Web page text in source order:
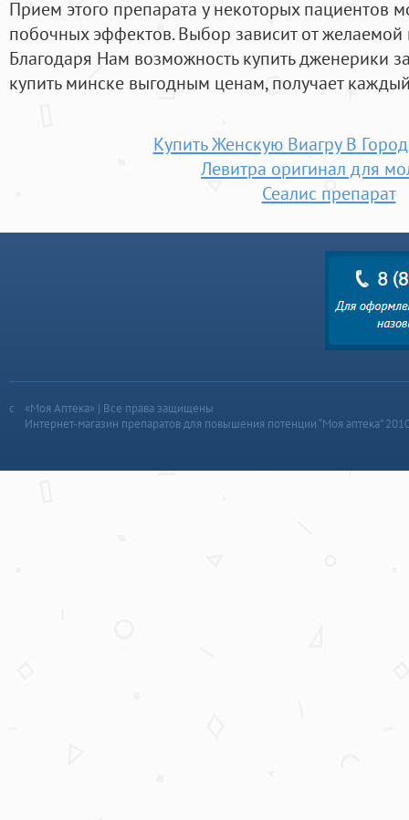
Прием этого препарата у некоторых пациентов
побочных эффектов. Выбор зависит от желаемой
Благодаря Нам возможность купить дженерики
купить минске выгодным ценам, получает
Купить Женскую Виагру В
Левитра оригинал для
Сеалис препарат
«Моя Аптека» | Все права защищены
Интернет-магазин препаратов для повышения потенции “Моя аптека”